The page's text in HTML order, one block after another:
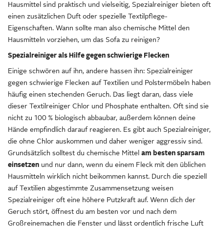
Hausmittel sind praktisch und vielseitig, Spezialreiniger bieten oft
einen zusätzlichen Duft oder spezielle Textilpflege-
Eigenschaften. Wann sollte man also chemische Mittel den
Hausmitteln vorziehen, um das Sofa zu reinigen?
Spezialreiniger als Hilfe gegen schwierige Flecken
Einige schwören auf ihn, andere hassen ihn: Spezialreiniger
gegen schwierige Flecken auf Textilien und Polstermöbeln haben
häufig einen stechenden Geruch. Das liegt daran, dass viele
dieser Textilreiniger Chlor und Phosphate enthalten. Oft sind sie
nicht zu 100 % biologisch abbaubar, außerdem können deine
Hände empfindlich darauf reagieren. Es gibt auch Spezialreiniger,
die ohne Chlor auskommen und daher weniger aggressiv sind.
Grundsätzlich solltest du chemische Mittel am besten sparsam
einsetzen und nur dann, wenn du einem Fleck mit den üblichen
Hausmitteln wirklich nicht beikommen kannst. Durch die speziell
auf Textilien abgestimmte Zusammensetzung weisen
Spezialreiniger oft eine höhere Putzkraft auf. Wenn dich der
Geruch stört, öffnest du am besten vor und nach dem
Großreinemachen die Fenster und lässt ordentlich frische Luft